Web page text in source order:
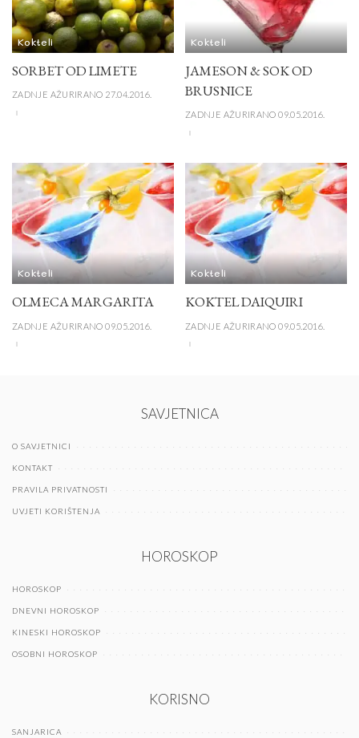
Kokteli
SORBET OD LIMETE
ZADNJE AŽURIRANO 27.04.2016.
Kokteli
JAMESON & SOK OD
BRUSNICE
ZADNJE AŽURIRANO 09.05.2016.
Kokteli
OLMECA MARGARITA
ZADNJE AŽURIRANO 09.05.2016.
Kokteli
KOKTEL DAIQUIRI
ZADNJE AŽURIRANO 09.05.2016.
SAVJETNICA
O SAVJETNICI
KONTAKT
PRAVILA PRIVATNOSTI
UVJETI KORIŠTENJA
HOROSKOP
HOROSKOP
DNEVNI HOROSKOP
KINESKI HOROSKOP
OSOBNI HOROSKOP
KORISNO
SANJARICA